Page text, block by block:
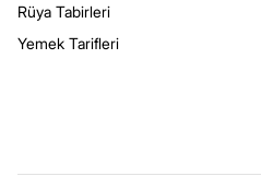
Rüya Tabirleri
Yemek Tarifleri